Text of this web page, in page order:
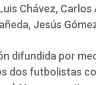
Chávez,
Jesús
difundida por
dos futbolistas